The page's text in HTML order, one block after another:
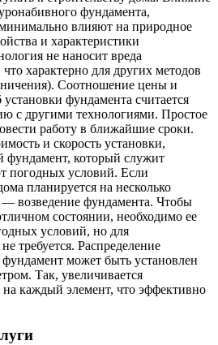
фундамента,
влияют на природное
и характеристики
не наносит вреда
характерно для других методов
Соотношение цены и
фундамента считается
с другими технологиями. Простое
работу в ближайшие сроки.
и скорость установки,
фундамент, который служит
погодных условий. Если
планируется на несколько
— возведение фундамента. Чтобы
состоянии, необходимо ее
условий, но для
требуется. Распределение
может быть установлен
Так, увеличивается
на каждый элемент, что эффективно